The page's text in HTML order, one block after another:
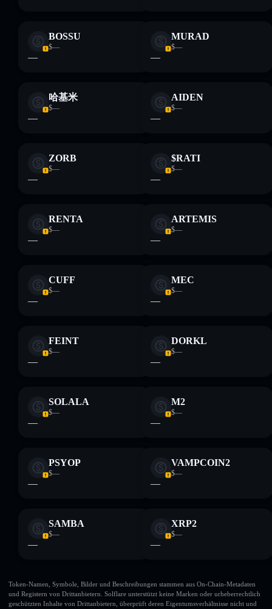
BOSSU
$—
—
MURAD
$—
—
哈基米
$—
—
AIDEN
$—
—
ZORB
$—
—
$RATI
$—
—
RENTA
$—
—
ARTEMIS
$—
—
CUFF
$—
—
MEC
$—
—
FEINT
$—
—
DORKL
$—
—
SOLALA
$—
—
M2
$—
—
PSYOP
$—
—
VAMPCOIN2
$—
—
SAMBA
$—
—
XRP2
$—
—
Token-Namen, Symbole, Bilder und Beschreibungen stammen aus On-Chain-Metadaten
und Registern von Drittanbietern. Solflare unterstützt keine Marken oder urheberrechtlich
geschützten Inhalte von Drittanbietern, überprüft deren Eigentumsverhältnisse nicht und